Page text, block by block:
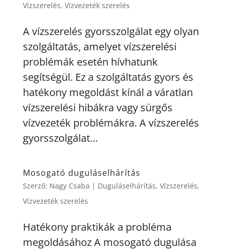
Vízszerelés, Vízvezeték szerelés
A vízszerelés gyorsszolgálat egy olyan
szolgáltatás, amelyet vízszerelési
problémák esetén hívhatunk
segítségül. Ez a szolgáltatás gyors és
hatékony megoldást kínál a váratlan
vízszerelési hibákra vagy sürgős
vízvezeték problémákra. A vízszerelés
gyorsszolgálat...
Mosogató duguláselhárítás
Szerző: Nagy Csaba | Duguláselhárítás, Vízszerelés,
Vízvezeték szerelés
Hatékony praktikák a probléma
megoldásához A mosogató dugulása